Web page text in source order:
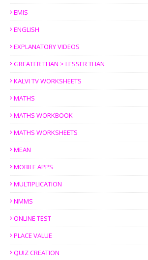
EMIS
ENGLISH
EXPLANATORY VIDEOS
GREATER THAN > LESSER THAN
KALVI TV WORKSHEETS
MATHS
MATHS WORKBOOK
MATHS WORKSHEETS
MEAN
MOBILE APPS
MULTIPLICATION
NMMS
ONLINE TEST
PLACE VALUE
QUIZ CREATION